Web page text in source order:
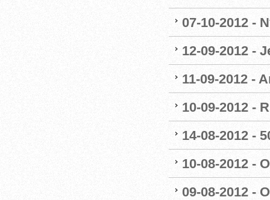
07-10-2012 -
12-09-2012 -
11-09-2012 -
10-09-2012 -
14-08-2012 -
10-08-2012 -
09-08-2012 -